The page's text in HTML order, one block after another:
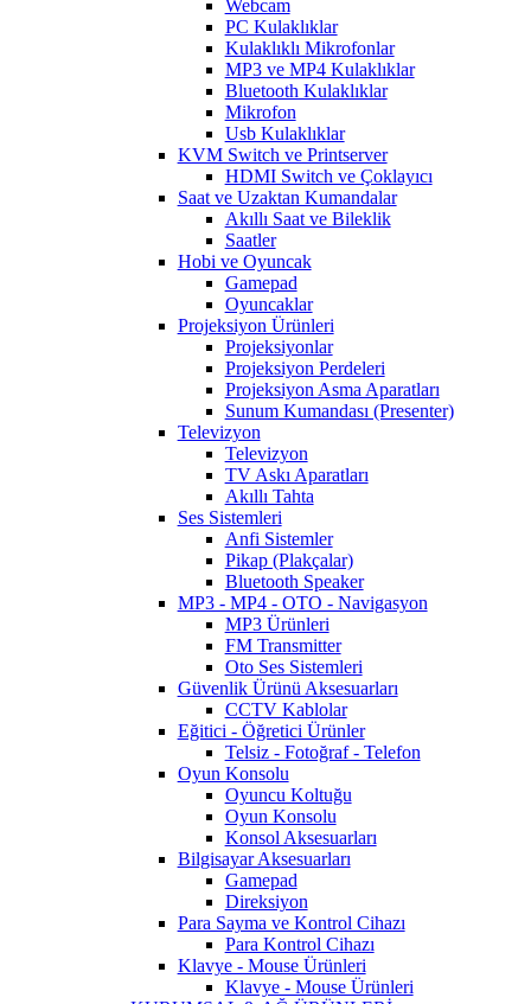
Webcam
PC Kulaklıklar
Kulaklıklı Mikrofonlar
MP3 ve MP4 Kulaklıklar
Bluetooth Kulaklıklar
Mikrofon
Usb Kulaklıklar
KVM Switch ve Printserver
HDMI Switch ve Çoklayıcı
Saat ve Uzaktan Kumandalar
Akıllı Saat ve Bileklik
Saatler
Hobi ve Oyuncak
Gamepad
Oyuncaklar
Projeksiyon Ürünleri
Projeksiyonlar
Projeksiyon Perdeleri
Projeksiyon Asma Aparatları
Sunum Kumandası (Presenter)
Televizyon
Televizyon
TV Askı Aparatları
Akıllı Tahta
Ses Sistemleri
Anfi Sistemler
Pikap (Plakçalar)
Bluetooth Speaker
MP3 - MP4 - OTO - Navigasyon
MP3 Ürünleri
FM Transmitter
Oto Ses Sistemleri
Güvenlik Ürünü Aksesuarları
CCTV Kablolar
Eğitici - Öğretici Ürünler
Telsiz - Fotoğraf - Telefon
Oyun Konsolu
Oyuncu Koltuğu
Oyun Konsolu
Konsol Aksesuarları
Bilgisayar Aksesuarları
Gamepad
Direksiyon
Para Sayma ve Kontrol Cihazı
Para Kontrol Cihazı
Klavye - Mouse Ürünleri
Klavye - Mouse Ürünleri